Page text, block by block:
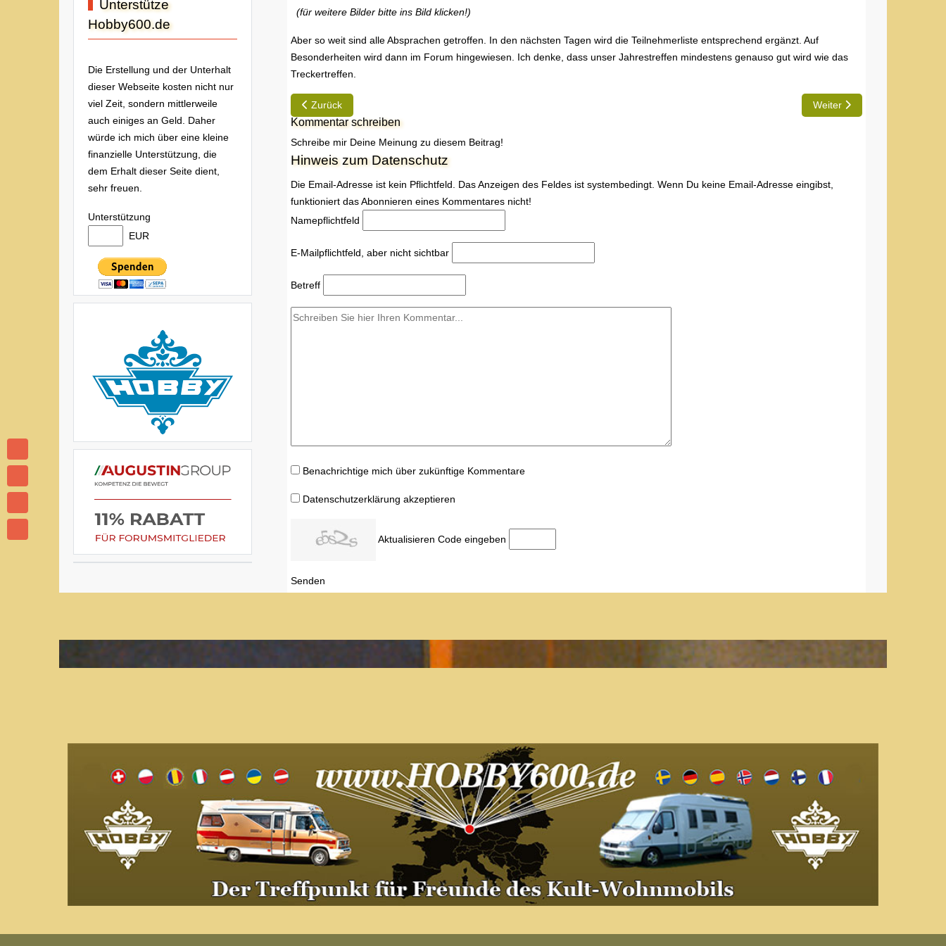
Unterstütze
Hobby600.de
Die Erstellung und der Unterhalt
dieser Webseite kosten nicht nur
viel Zeit, sondern mittlerweile
auch einiges an Geld. Daher
würde ich mich über eine kleine
finanzielle Unterstützung, die
dem Erhalt dieser Seite dient,
sehr freuen.
Unterstützung
EUR
(für weitere Bilder bitte ins Bild klicken!)
Aber so weit sind alle Absprachen getroffen. In den nächsten Tagen wird die Teilnehmerliste entsprechend ergänzt. Auf
Besonderheiten wird dann im Forum hingewiesen. Ich denke, dass unser Jahrestreffen mindestens genauso gut wird wie das
Treckertreffen.
Vorheriger Beitrag: Der Kreativ-Wettbewerb --- Ein Highlight beim Jahrestreffen 2015
Zurück Nächster Beitrag: Enkirch -
Weiter
Kommentar schreiben
Schreibe mir Deine Meinung zu diesem Beitrag!
Hinweis zum Datenschutz
Die Email-Adresse ist kein Pflichtfeld. Das Anzeigen des Feldes ist systembedingt. Wenn Du keine Email-Adresse eingibst,
funktioniert das Abonnieren eines Kommentares nicht!
Namepflichtfeld
E-Mailpflichtfeld, aber nicht sichtbar
Betreff
Benachrichtige mich über zukünftige Kommentare
Datenschutzerklärung akzeptieren
Aktualisieren Code eingeben
Senden